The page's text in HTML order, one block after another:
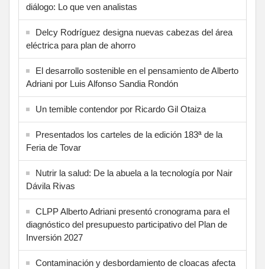
diálogo: Lo que ven analistas
Delcy Rodríguez designa nuevas cabezas del área
eléctrica para plan de ahorro
El desarrollo sostenible en el pensamiento de Alberto
Adriani por Luis Alfonso Sandia Rondón
Un temible contendor por Ricardo Gil Otaiza
Presentados los carteles de la edición 183ª de la
Feria de Tovar
Nutrir la salud: De la abuela a la tecnología por Nair
Dávila Rivas
CLPP Alberto Adriani presentó cronograma para el
diagnóstico del presupuesto participativo del Plan de
Inversión 2027
Contaminación y desbordamiento de cloacas afecta